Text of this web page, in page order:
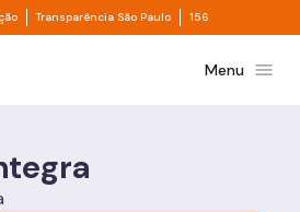
principal
Divisor de acesso à informação
Transparência São Paulo Divisor de
156
São PauloMenu menu